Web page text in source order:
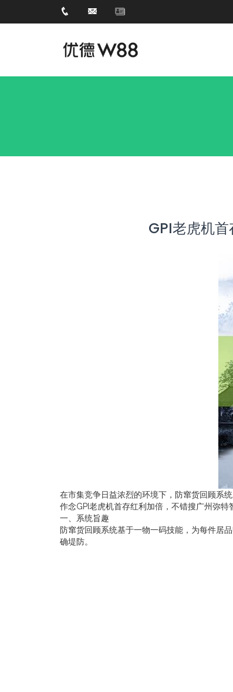
GPI老虎机
在市集竞争日益浓烈的环境下，防窜货回顾系
作念GPI老虎机首存红利加倍，不错搜广州弥特
一、系统旨趣
防窜货回顾系统基于一物一码技能，为每件居
确堤防。